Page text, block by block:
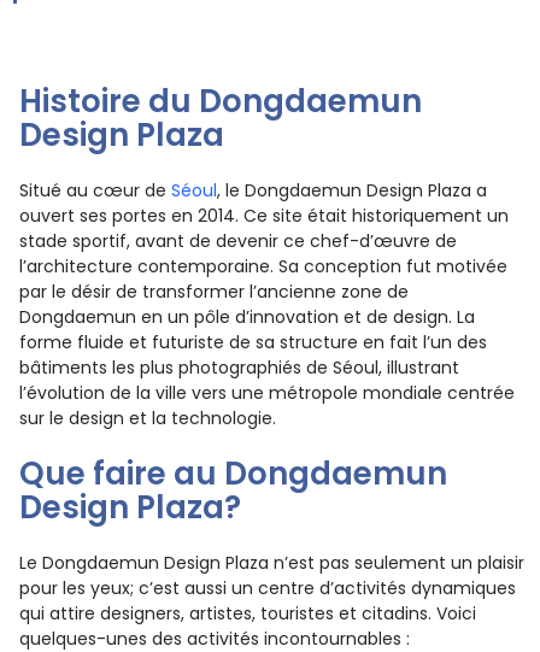
Histoire du Dongdaemun
Design Plaza
Situé au cœur deSéoul, le Dongdaemun Design Plaza a
ouvert ses portes en 2014. Ce site était historiquement un
stade sportif, avant de devenir ce chef-d’œuvre de
l’architecture contemporaine. Sa conception fut motivée
par le désir de transformer l’ancienne zone de
Dongdaemun en un pôle d’innovation et de design. La
forme fluide et futuriste de sa structure en fait l’un des
bâtiments les plus photographiés de Séoul, illustrant
l’évolution de la ville vers une métropole mondiale centrée
sur le design et la technologie.
Que faire au Dongdaemun
Design Plaza?
Le Dongdaemun Design Plaza n’est pas seulement un plaisir
pour les yeux; c’est aussi un centre d’activités dynamiques
qui attire designers, artistes, touristes et citadins. Voici
quelques-unes des activités incontournables :